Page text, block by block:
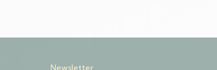
Newsletter